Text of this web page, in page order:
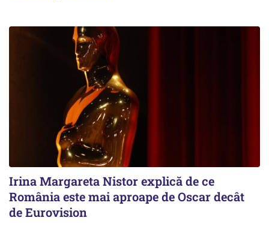
Irina Margareta Nistor explică de ce
România este mai aproape de Oscar decât
de Eurovision